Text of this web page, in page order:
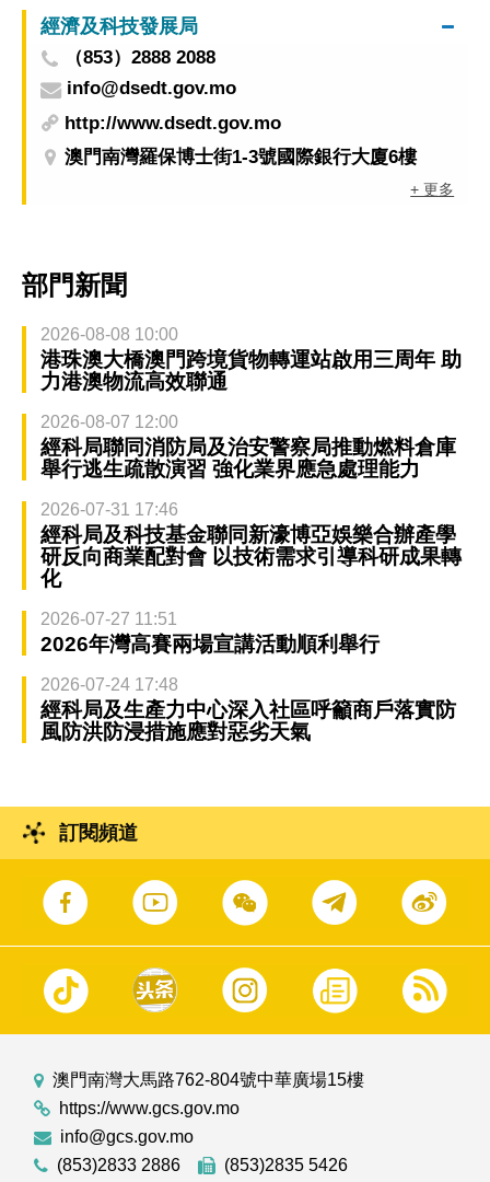
經濟及科技發展局
（853）2888 2088
info@dsedt.gov.mo
http://www.dsedt.gov.mo
澳門南灣羅保博士街1-3號國際銀行大廈6樓
+ 更多
部門新聞
2026-08-08 10:00
港珠澳大橋澳門跨境貨物轉運站啟用三周年 助
力港澳物流高效聯通
2026-08-07 12:00
經科局聯同消防局及治安警察局推動燃料倉庫
舉行逃生疏散演習 強化業界應急處理能力
2026-07-31 17:46
經科局及科技基金聯同新濠博亞娛樂合辦產學
研反向商業配對會 以技術需求引導科研成果轉
化
2026-07-27 11:51
2026年灣高賽兩場宣講活動順利舉行
2026-07-24 17:48
經科局及生產力中心深入社區呼籲商戶落實防
風防洪防浸措施應對惡劣天氣
訂閱頻道
澳門南灣大馬路762-804號中華廣場15樓
https://www.gcs.gov.mo
info@gcs.gov.mo
(853)2833 2886
(853)2835 5426